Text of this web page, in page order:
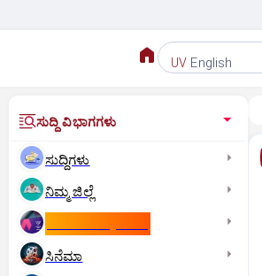
UV English
ಸುದ್ದಿ ವಿಭಾಗಗಳು
ಸುದ್ದಿಗಳು
ನಿಮ್ಮ ಜಿಲ್ಲೆ
ಸಿನೆಮಾ